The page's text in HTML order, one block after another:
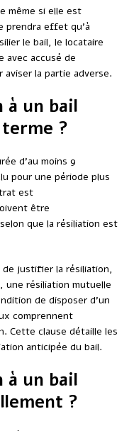
même si elle est
prendra effet qu’à
le bail, le locataire
avec accusé de
la partie adverse.
un bail
?
d’au moins 9
pour une période plus
est
être
que la résiliation est
justifier la résiliation,
une résiliation mutuelle
de disposer d’un
comprennent
Cette clause détaille les
anticipée du bail.
un bail
?